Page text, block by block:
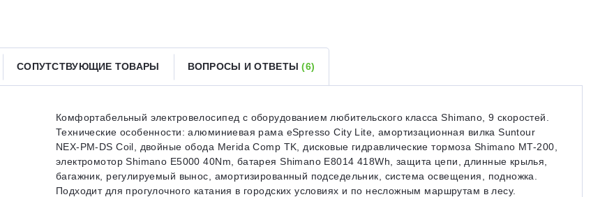
СОПУТСТВУЮЩИЕ ТОВАРЫ ВОПРОСЫ И ОТВЕТЫ(6)
Комфортабельный электровелосипед с оборудованием любительского класса Shimano, 9 скоростей.
Технические особенности: алюминиевая рама eSpresso City Lite, амортизационная вилка Suntour
NEX-PM-DS Coil, двойные обода Merida Comp TK, дисковые гидравлические тормоза Shimano MT-200,
электромотор Shimano E5000 40Nm, батарея Shimano E8014 418Wh, защита цепи, длинные крылья,
багажник, регулируемый вынос, амортизированный подседельник, система освещения, подножка.
Подходит для прогулочного катания в городских условиях и по несложным маршрутам в лесу.
Подробнееоб оплате Плайтом